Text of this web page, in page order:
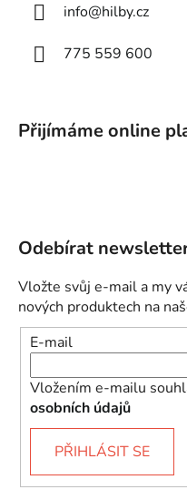
info@hilby.cz
775 559 600
Přijímáme online
Odebírat
Vložte svůj e-mail a my
nových produktech na
E-mail
Vložením e-mailu
osobních údajů
PŘIHLÁSIT SE